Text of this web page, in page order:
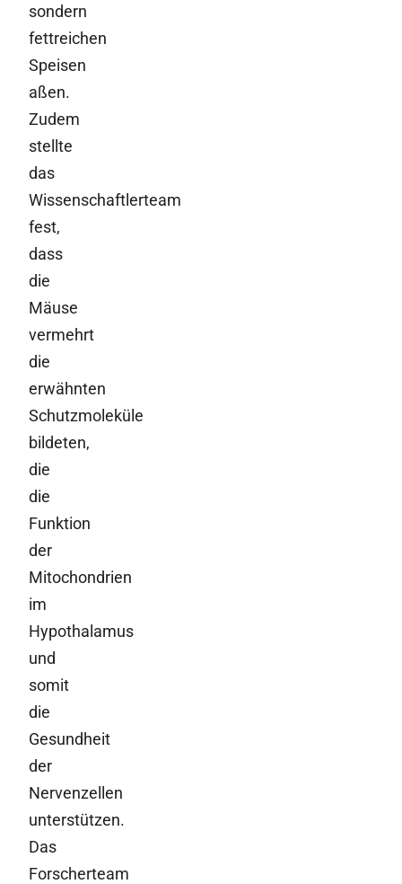
sondern
fettreichen
Speisen
aßen.
Zudem
stellte
das
Wissenschaftlerteam
fest,
dass
die
Mäuse
vermehrt
die
erwähnten
Schutzmoleküle
bildeten,
die
die
Funktion
der
Mitochondrien
im
Hypothalamus
und
somit
die
Gesundheit
der
Nervenzellen
unterstützen.
Das
Forscherteam